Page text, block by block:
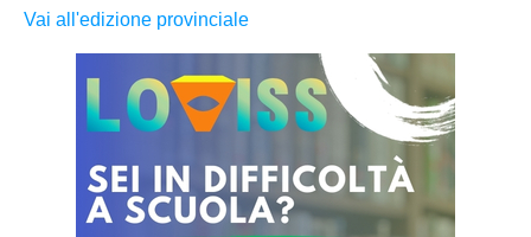
Vai all'edizione provinciale